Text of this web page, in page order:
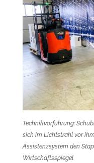
Technikvorführung:
sich im Lichtstrahl vor
Assistenzsystem den
Wirtschaftsspiegel